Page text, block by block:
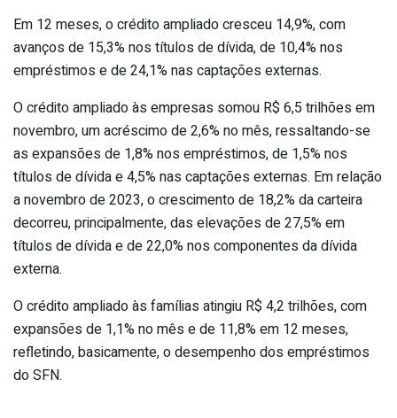
Em 12 meses, o crédito ampliado cresceu 14,9%, com
avanços de 15,3% nos títulos de dívida, de 10,4% nos
empréstimos e de 24,1% nas captações externas.
O crédito ampliado às empresas somou R$ 6,5 trilhões em
novembro, um acréscimo de 2,6% no mês, ressaltando-se
as expansões de 1,8% nos empréstimos, de 1,5% nos
títulos de dívida e 4,5% nas captações externas. Em relação
a novembro de 2023, o crescimento de 18,2% da carteira
decorreu, principalmente, das elevações de 27,5% em
títulos de dívida e de 22,0% nos componentes da dívida
externa.
O crédito ampliado às famílias atingiu R$ 4,2 trilhões, com
expansões de 1,1% no mês e de 11,8% em 12 meses,
refletindo, basicamente, o desempenho dos empréstimos
do SFN.